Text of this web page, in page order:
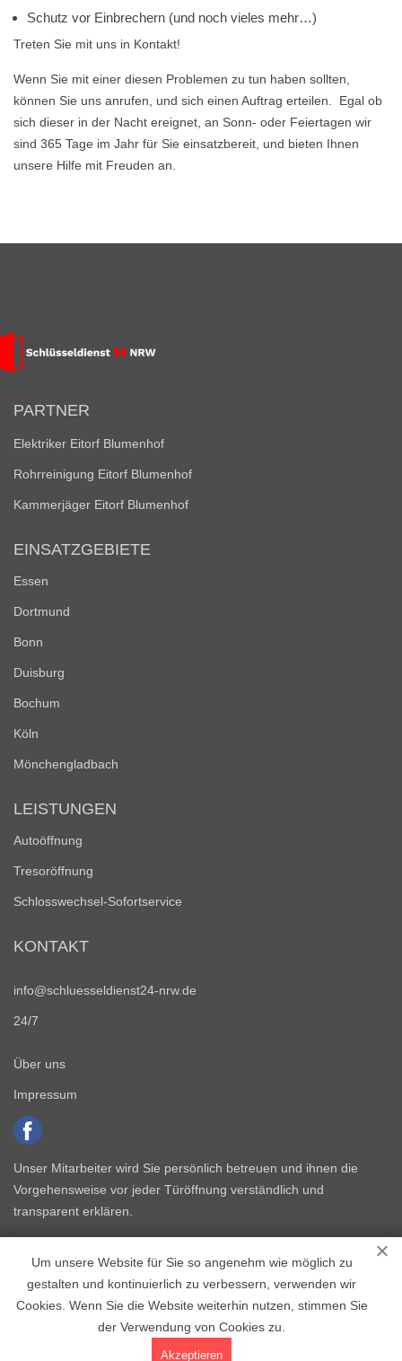
Schutz vor Einbrechern (und noch vieles mehr…)
Treten Sie mit uns in Kontakt!
Wenn Sie mit einer diesen Problemen zu tun haben sollten,
können Sie uns anrufen, und sich einen Auftrag erteilen. Egal ob
sich dieser in der Nacht ereignet, an Sonn- oder Feiertagen wir
sind 365 Tage im Jahr für Sie einsatzbereit, und bieten Ihnen
unsere Hilfe mit Freuden an.
Um unsere Website für Sie so angenehm wie möglich zu
gestalten und kontinuierlich zu verbessern, verwenden wir
Cookies. Wenn Sie die Website weiterhin nutzen, stimmen Sie
der Verwendung von Cookies zu.
Akzeptieren
PARTNER
Elektriker Eitorf Blumenhof
Rohrreinigung Eitorf Blumenhof
Kammerjäger Eitorf Blumenhof
EINSATZGEBIETE
Essen
Dortmund
Bonn
Duisburg
Bochum
Köln
Mönchengladbach
LEISTUNGEN
Autoöffnung
Tresoröffnung
Schlosswechsel-Sofortservice
KONTAKT
info@schluesseldienst24-nrw.de
24/7
Über uns
Impressum
Unser Mitarbeiter wird Sie persönlich betreuen und ihnen die
Vorgehensweise vor jeder Türöffnung verständlich und
transparent erklären.
Copyright © 2015 - 2026 Schlüsseldienst NRW